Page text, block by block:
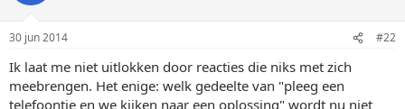
30 jun 2014 #22
Ik laat me niet uitlokken door reacties die niks met zich
meebrengen. Het enige: welk gedeelte van "pleeg een
telefoontje en we kijken naar een oplossing" wordt nu niet